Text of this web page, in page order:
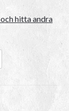
hitta andra